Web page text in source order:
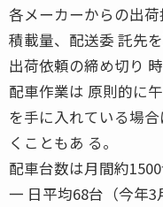
各メーカーからの出
積載量、配送委 託先を
出荷依頼の締め切り
配車作業は 原則的に
を手に入れている場
くこともあ る。
配車台数は月間約1500
一 日平均68台（今年3